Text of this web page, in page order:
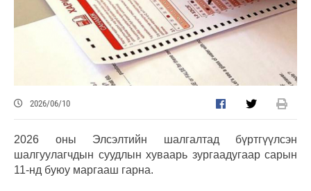
2026/06/10
2026 оны Элсэлтийн шалгалтад бүртгүүлсэн
шалгуулагчдын суудлын хуваарь зургаадугаар сарын
11-нд буюу маргааш гарна.